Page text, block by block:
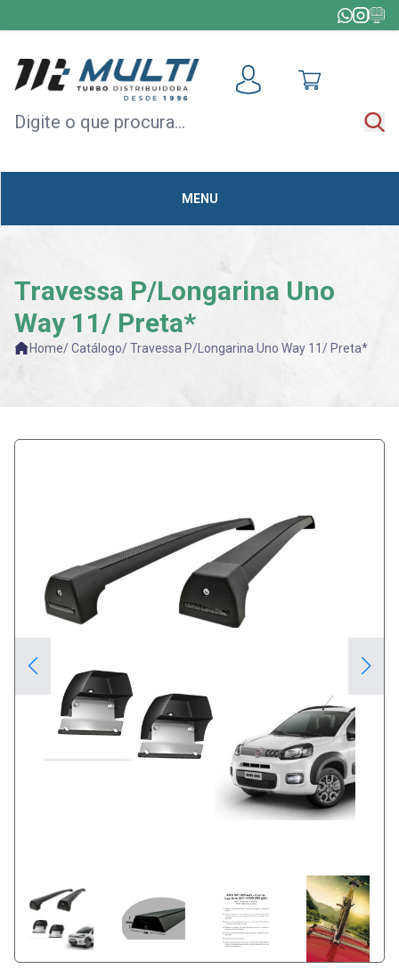
MENU
TODAS AS CATEGORIAS+
MÓDULOS
ACELERAÇÃO
OUTLET
Travessa P/Longarina Uno
Way 11/ Preta*
Home/ Catálogo/ Travessa P/Longarina Uno Way 11/ Preta*